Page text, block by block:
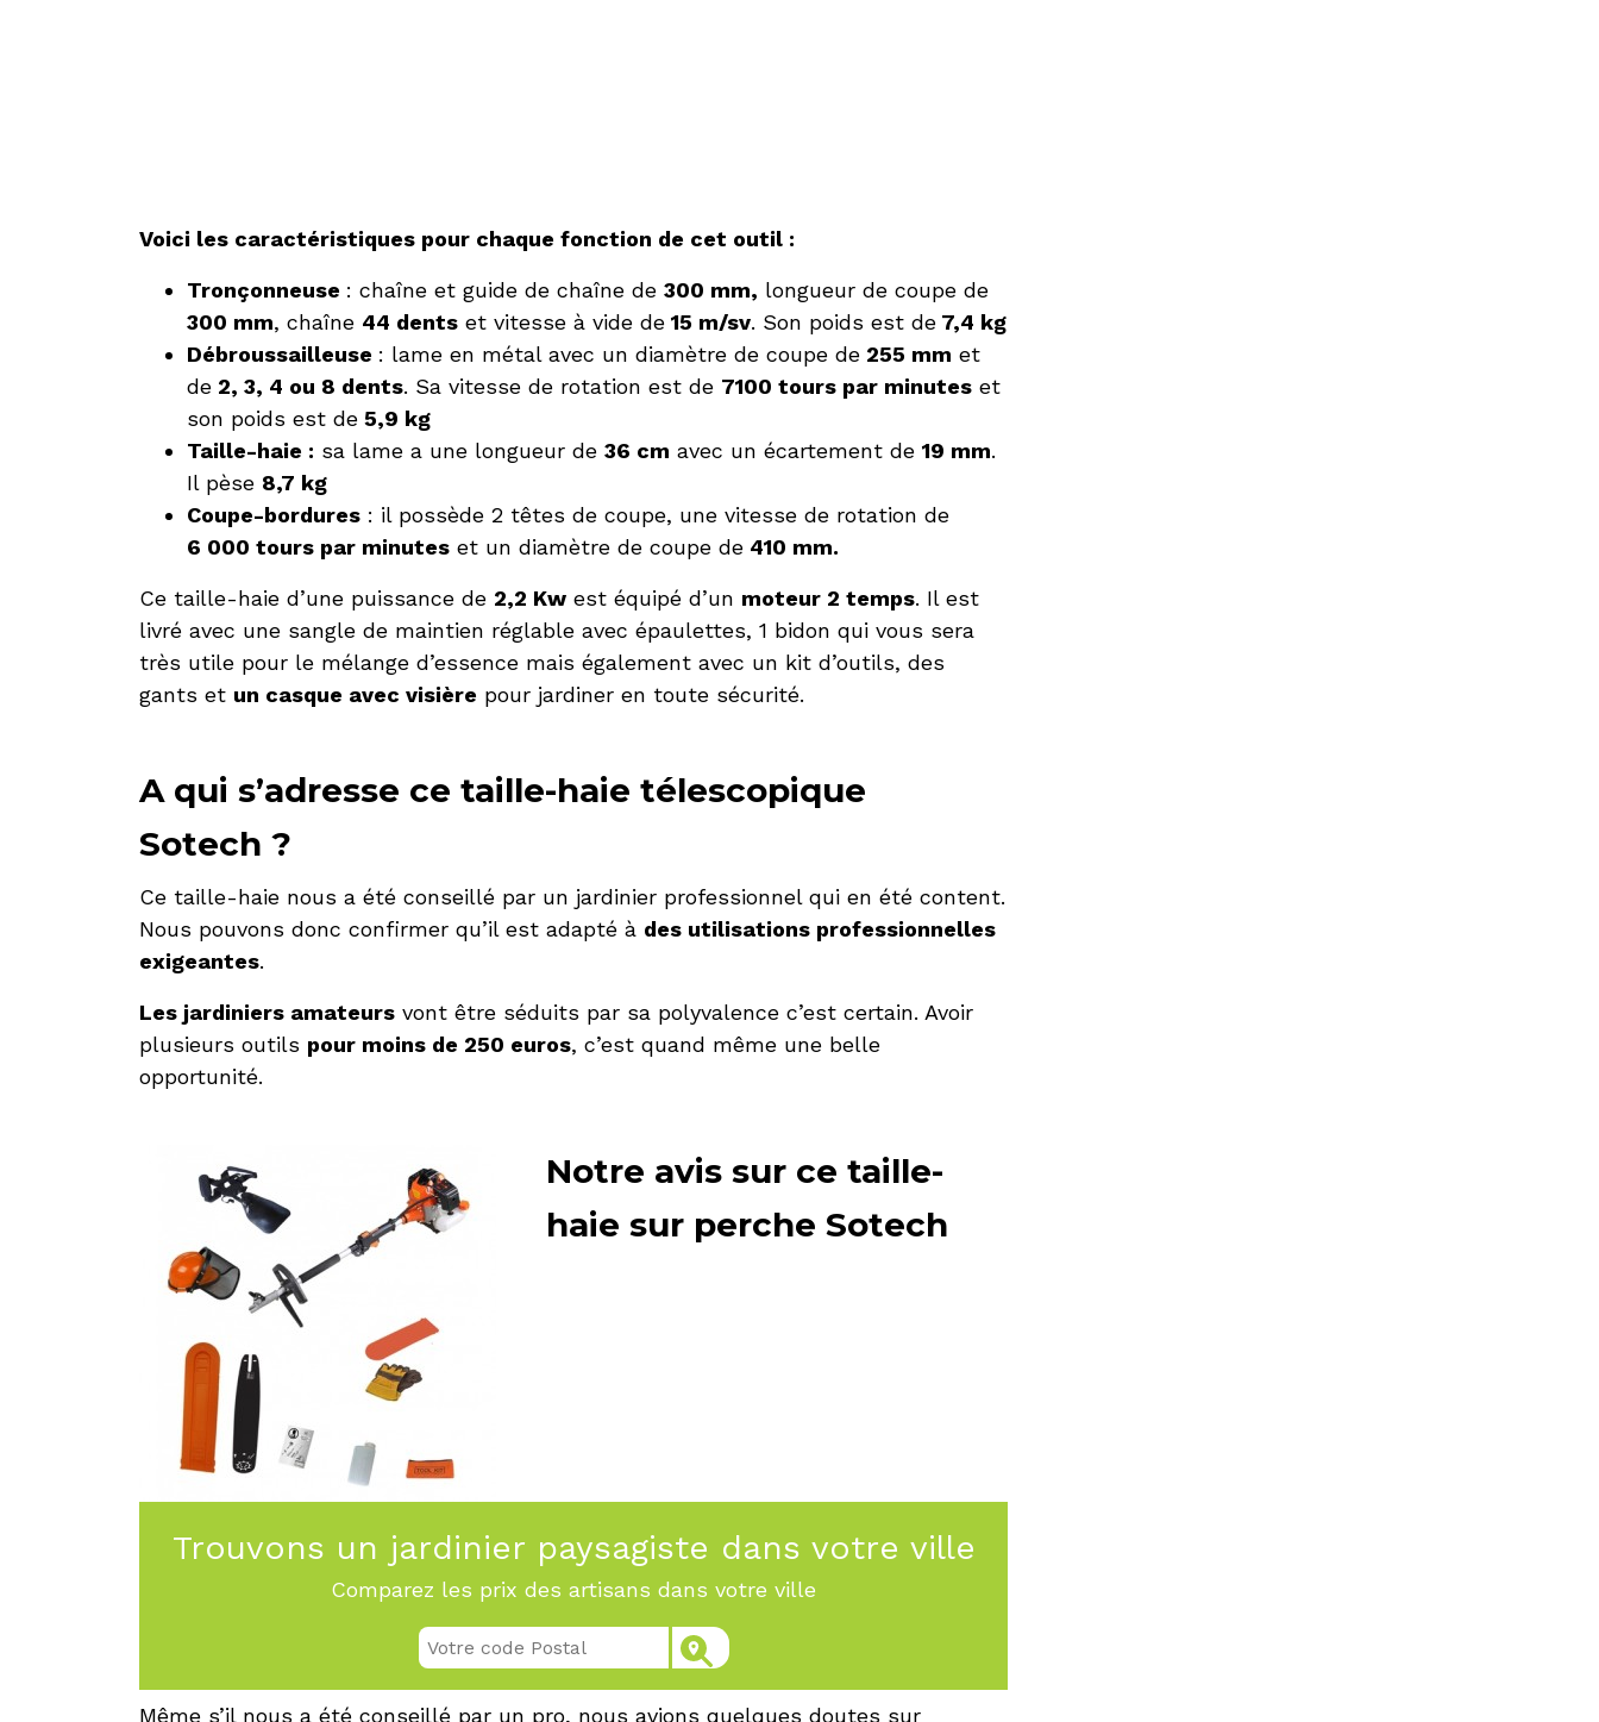
Voici les caractéristiques pour chaque fonction de cet outil :
Tronçonneuse : chaîne et guide de chaîne de 300 mm, longueur de coupe de
300 mm, chaîne 44 dents et vitesse à vide de 15 m/sv. Son poids est de 7,4 kg
Débroussailleuse : lame en métal avec un diamètre de coupe de 255 mm et
de 2, 3, 4 ou 8 dents. Sa vitesse de rotation est de 7100 tours par minutes et
son poids est de 5,9 kg
Taille-haie : sa lame a une longueur de 36 cm avec un écartement de 19 mm.
Il pèse 8,7 kg
Coupe-bordures : il possède 2 têtes de coupe, une vitesse de rotation de
6 000 tours par minutes et un diamètre de coupe de 410 mm.
Ce taille-haie d’une puissance de 2,2 Kw est équipé d’un moteur 2 temps. Il est
livré avec une sangle de maintien réglable avec épaulettes, 1 bidon qui vous sera
très utile pour le mélange d’essence mais également avec un kit d’outils, des
gants et un casque avec visière pour jardiner en toute sécurité.
A qui s’adresse ce taille-haie télescopique
Sotech ?
Ce taille-haie nous a été conseillé par un jardinier professionnel qui en été content.
Nous pouvons donc confirmer qu’il est adapté à des utilisations professionnelles
exigeantes.
Les jardiniers amateurs vont être séduits par sa polyvalence c’est certain. Avoir
plusieurs outils pour moins de 250 euros, c’est quand même une belle
opportunité.
Notre avis sur ce taille-
haie sur perche Sotech
Trouvons un jardinier paysagiste dans votre ville
Comparez les prix des artisans dans votre ville
Même s’il nous a été conseillé par un pro, nous avions quelques doutes sur